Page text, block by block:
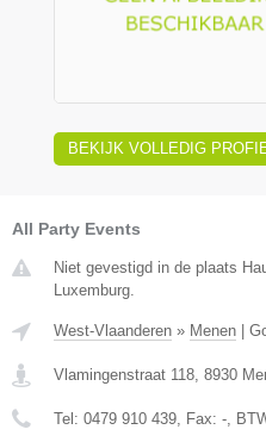
BEKIJK VOLLEDIG
All Party Events
Niet gevestigd in de plaats
Luxemburg.
West-Vlaanderen » Menen |
Vlamingenstraat 118 8930
Tel: 0479 910 439 , Fax: - ,